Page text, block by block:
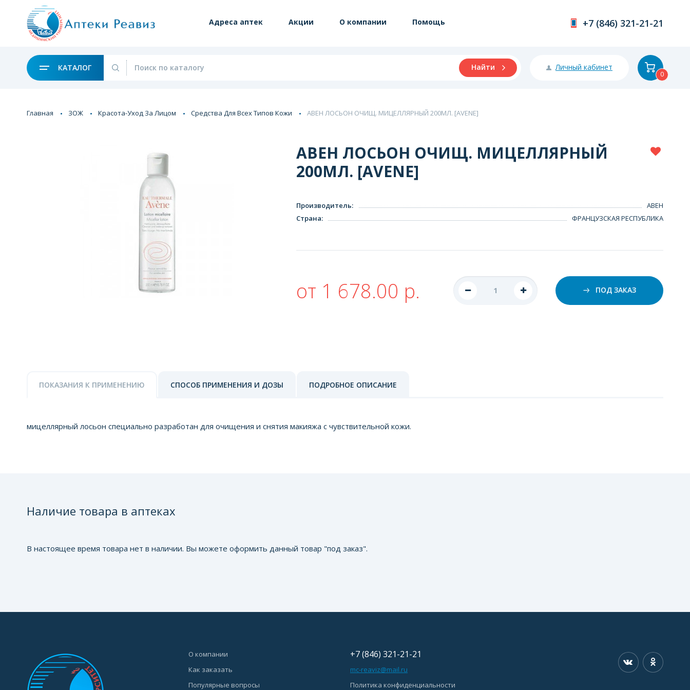
Адреса аптек Акции О компании Помощь +7 (846) 321-21-21
КАТАЛОГ Найти Личный кабинет
0
Главная ЗОЖ Красота-Уход За Лицом Средства Для Всех Типов Кожи АВЕН ЛОСЬОН ОЧИЩ. МИЦЕЛЛЯРНЫЙ 200МЛ. [AVENE]
АВЕН ЛОСЬОН ОЧИЩ. МИЦЕЛЛЯРНЫЙ
200МЛ. [AVENE]
Производитель:
АВЕН
Страна: ФРАНЦУЗСКАЯ РЕСПУБЛИКА
от 1 678.00 р. ПОД ЗАКАЗ
ПОКАЗАНИЯ К ПРИМЕНЕНИЮ СПОСОБ ПРИМЕНЕНИЯ И ДОЗЫ ПОДРОБНОЕ ОПИСАНИЕ
мицеллярный лосьон специально разработан для очищения и снятия макияжа с чувствительной кожи.
Наличие товара в аптеках
В настоящее время товара нет в наличии. Вы можете оформить данный товар "под заказ".
О компании
Как заказать
Популярные вопросы
+7 (846) 321-21-21
mc-reaviz@mail.ru
Политика конфиденциальности